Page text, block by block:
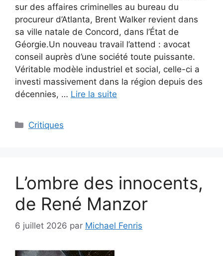
sur des affaires criminelles au bureau du
procureur d’Atlanta, Brent Walker revient dans
sa ville natale de Concord, dans l’État de
Géorgie.Un nouveau travail l’attend : avocat
conseil auprès d’une société toute puissante.
Véritable modèle industriel et social, celle-ci a
investi massivement dans la région depuis des
décennies, … Lire la suite
Critiques
L’ombre des innocents,
de René Manzor
6 juillet 2026 par Michael Fenris